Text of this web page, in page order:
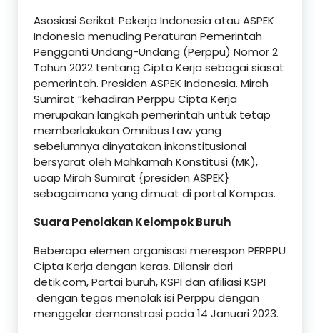
Asosiasi Serikat Pekerja Indonesia atau ASPEK
Indonesia menuding Peraturan Pemerintah
Pengganti Undang-Undang (Perppu) Nomor 2
Tahun 2022 tentang Cipta Kerja sebagai siasat
pemerintah. Presiden ASPEK Indonesia. Mirah
Sumirat ’’kehadiran Perppu Cipta Kerja
merupakan langkah pemerintah untuk tetap
memberlakukan Omnibus Law yang
sebelumnya dinyatakan inkonstitusional
bersyarat oleh Mahkamah Konstitusi (MK),
ucap Mirah Sumirat {presiden ASPEK}
sebagaimana yang dimuat di portal Kompas.
Suara Penolakan Kelompok Buruh
Beberapa elemen organisasi merespon PERPPU
Cipta Kerja dengan keras. Dilansir dari
detik.com, Partai buruh, KSPI dan afiliasi KSPI
dengan tegas menolak isi Perppu dengan
menggelar demonstrasi pada 14 Januari 2023.